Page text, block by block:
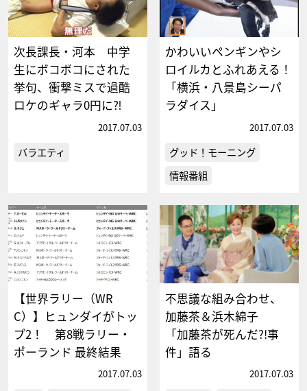
次長課長・河本 中学
生にボコボコにされた
挙句、衝撃ミスで過酷
ロケのギャラ0円に⁈
2017.07.03
バラエティ
かわいいペンギンやシ
ロイルカとふれあえる！
「横浜・八景島シーパ
ラダイス」
2017.07.03
グッド！モーニング
情報番組
【世界ラリー（WR
C）】ヒュンダイがトッ
プ2！ 第8戦ラリー・
ポーランド 最終結果
2017.07.03
不思議な組み合わせ、
加藤茶＆浜木綿子
「加藤茶が死んだ?!事
件」語る
2017.07.03